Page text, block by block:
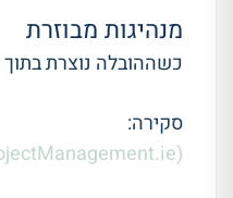
מנהיגות מבוזרת
כשההובלה נוצרת
סקירה: